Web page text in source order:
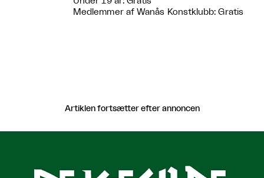
Medlemmer af Wanås Konstklubb: Gratis
Artiklen fortsætter efter annoncen